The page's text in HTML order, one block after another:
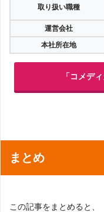
取り扱い職種
運営会社
本社所在地
「コメデ
まとめ
この記事をまとめると、